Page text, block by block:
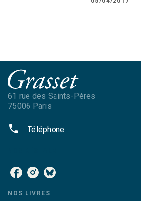
61 rue des Saints-Pères
75006 Paris
phone Téléphone
NOS LIVRES